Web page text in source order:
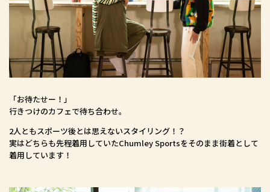
「お待たせー！」
行きつけのカフェで待ち合わせ。
2人ともスポーツ後とは思えないスタイリング！？
実はどちらも先程着用していたChumley Sportsをそのまま街着として
着用しています！